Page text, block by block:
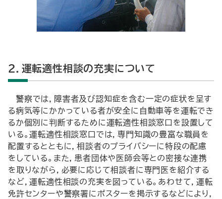
2．運転適性相談の充実について
警察では，障害者及び認知症を含む一定の症状を呈す
る病気等にかかっている者が安全に自動車等を運転でき
るか個別に判断するために運転適性相談窓口を設置して
いる。運転適性相談窓口では，専門知識の豊富な職員を
配置するとともに，相談者のプライバシーに特段の配慮
をしている。また，患者団体や医師会等との密接な連携
を取りながら，必要に応じて相談者に専門医を紹介する
など，運転適性相談の充実を図っている。あわせて，運転
免許センターや警察署にポスターを掲示するなどにより，